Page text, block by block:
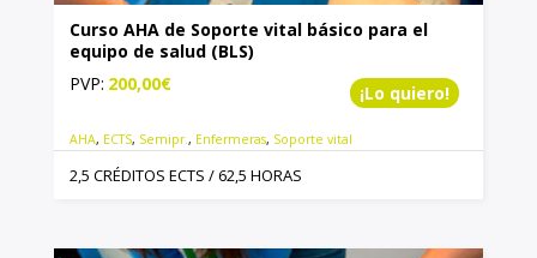
Curso AHA de Soporte vital básico para el
equipo de salud (BLS)
PVP: 200,00€ ¡Lo quiero!
AHA, ECTS, Semipr., Enfermeras, Soporte vital
2,5 CRÉDITOS ECTS / 62,5 HORAS